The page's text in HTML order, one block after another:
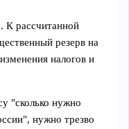
. К рассчитанной
резерв на
налогов и
"сколько нужно
нужно трезво